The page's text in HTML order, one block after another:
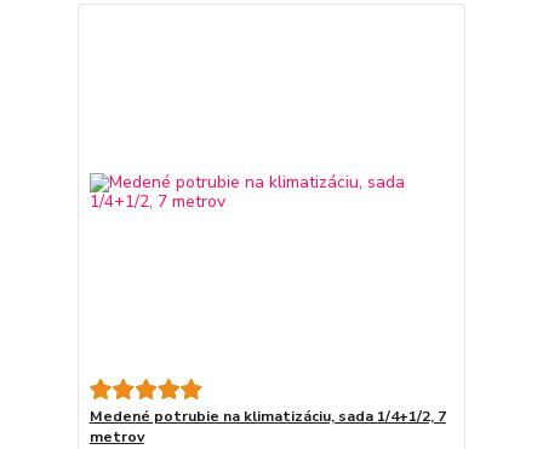
Medené potrubie na klimatizáciu, sada 1/4+1/2, 7
metrov